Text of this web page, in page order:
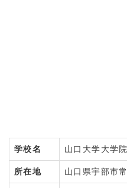
学校名 山口大学大学
所在地 山口県宇部市